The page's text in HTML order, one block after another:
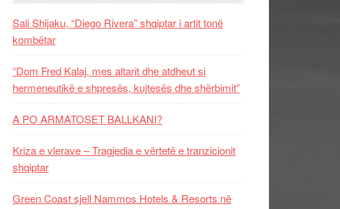
Sali Shijaku, “Diego Rivera” shqiptar i artit tonë
kombëtar
“Dom Fred Kalaj, mes altarit dhe atdheut si
hermeneutikë e shpresës, kujtesës dhe shërbimit”
A PO ARMATOSET BALLKANI?
Kriza e vlerave – Tragjedia e vërtetë e tranzicionit
shqiptar
Green Coast sjell Nammos Hotels & Resorts në